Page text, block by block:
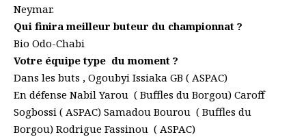
Neymar.
Qui finira meilleur buteur du championnat ?
Bio Odo-Chabi
Votre équipe type du moment ?
Dans les buts , Ogoubyi Issiaka GB ( ASPAC)
En défense Nabil Yarou ( Buffles du Borgou) Caroff
Sogbossi ( ASPAC) Samadou Bourou ( Buffles du
Borgou) Rodrigue Fassinou ( ASPAC)